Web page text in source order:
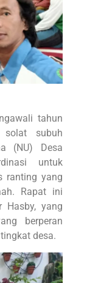
tahun
subuh
(NU) Desa
untuk
ranting yang
Rapat ini
Hasby, yang
berperan
desa.